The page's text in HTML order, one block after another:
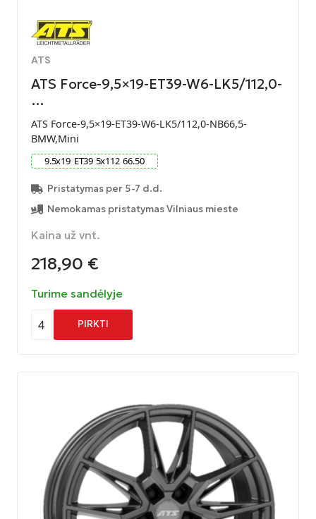
ATS
ATS Force-9,5×19-ET39-W6-LK5/112,0-
…
ATS Force-9,5×19-ET39-W6-LK5/112,0-NB66,5-
BMW,Mini
9.5x19 ET39 5x112 66.50
Pristatymas per 5-7 d.d.
Nemokamas pristatymas Vilniaus mieste
Kaina už vnt.
218,90 €
Turime sandėlyje
4 PIRKTI